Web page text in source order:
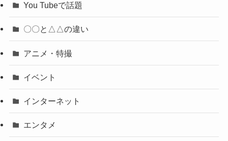
You Tubeで話題
〇〇と△△の違い
アニメ・特撮
イベント
インターネット
エンタメ